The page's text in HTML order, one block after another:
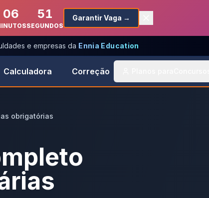
06 51
SEGUNDOS
Garantir Vaga →
e empresas da Ennia Education
Calculadora Correção
obrigatórias